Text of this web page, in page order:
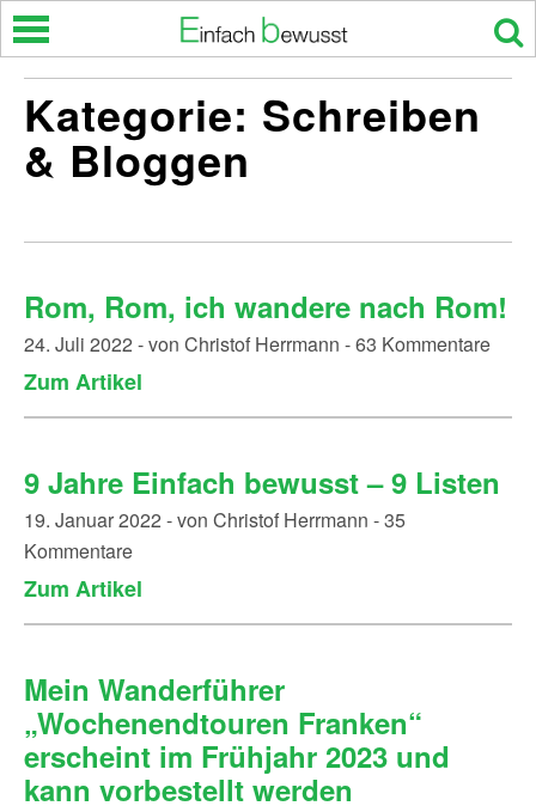
Skip
content
Kategorie: Schreiben
& Bloggen
Rom, Rom, ich wandere nach Rom!
24. Juli 2022 - von Christof Herrmann - 63 Kommentare
Zum Artikel
9 Jahre Einfach bewusst – 9 Listen
19. Januar 2022 - von Christof Herrmann - 35
Kommentare
Zum Artikel
Mein Wanderführer
„Wochenendtouren Franken“
erscheint im Frühjahr 2023 und
kann vorbestellt werden